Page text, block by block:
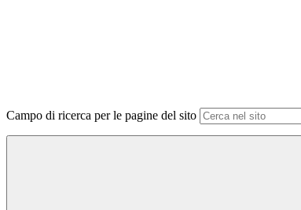
Campo di ricerca per le pagine del sito